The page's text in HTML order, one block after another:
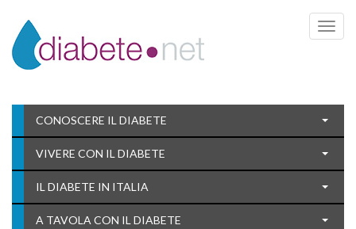
Toggle
CONOSCERE IL DIABETE
VIVERE CON IL DIABETE
IL DIABETE IN ITALIA
A TAVOLA CON IL DIABETE